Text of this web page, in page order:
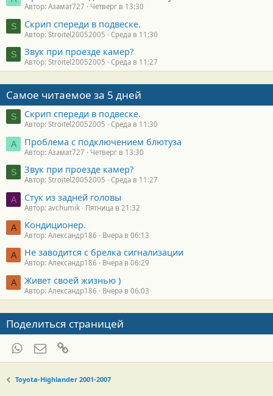
Автор: Азамат727 Четверг в 13:30
S Скрип спереди в подвеске.
Автор: Stroitel20052005 Среда в 11:30
S Звук при проезде камер?
Автор: Stroitel20052005 Среда в 11:27
Самое читаемое за 5 дней
S Скрип спереди в подвеске.
Автор: Stroitel20052005 Среда в 11:30
А Проблема с подключением блютуза
Автор: Азамат727 Четверг в 13:30
S Звук при проезде камер?
Автор: Stroitel20052005 Среда в 11:27
A Стук из задней головы
Автор: avchumik Пятница в 21:32
А Кондиционер.
Автор: Александр186 Вчера в 06:13
А Не заводится с брелка сигнализации
Автор: Александр186 Вчера в 06:29
А Живет своей жизнью )
Автор: Александр186 Вчера в 06:03
Поделиться страницей
WhatsAppЭлектронная почта
Toyota-Highlander 2001-2007